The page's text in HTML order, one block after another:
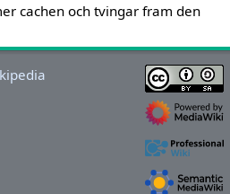
cachen och tvingar fram den